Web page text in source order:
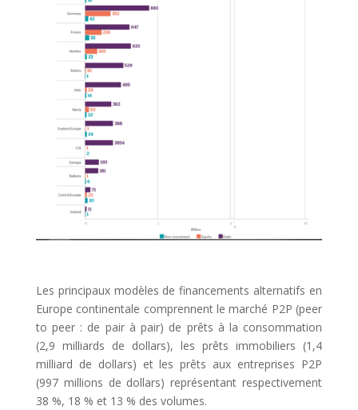
Les principaux modèles de financements alternatifs en
Europe continentale comprennent le marché P2P (peer
to peer : de pair à pair) de prêts à la consommation
(2,9 milliards de dollars), les prêts immobiliers (1,4
milliard de dollars) et les prêts aux entreprises P2P
(997 millions de dollars) représentant respectivement
38 %, 18 % et 13 % des volumes.